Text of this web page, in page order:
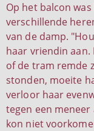
Op het balcon
verschillende
van de damp.
haar vriendin aan.
of de tram remde
stonden, moeite
verloor haar
tegen een meneer
kon niet